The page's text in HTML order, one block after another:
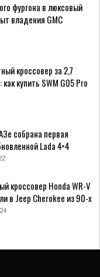
фургона в люксовый
владения GMC
кроссовер за 2,7
купить SWM G05 Pro
собрана первая
Lada 4×4
кроссовер Honda WR-V
в Jeep Cherokee из 90-х